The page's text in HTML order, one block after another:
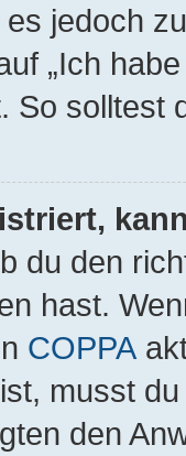
jedoch
„Ich
So solltest
du den
hast.
COPPA
musst
den